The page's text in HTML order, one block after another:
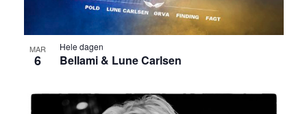
t
o
MAR
6
Hele dagen
Bellami & Lune Carlsen